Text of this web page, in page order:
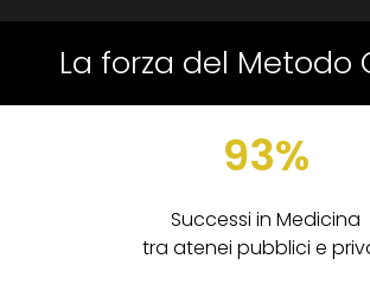
La forza del Metodo
93%
Successi in Medicina
tra atenei pubblici e